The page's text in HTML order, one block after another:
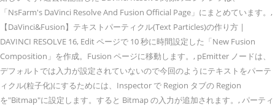
「NsFarm's DaVinci Resolve And Fusion Official Page」にまとめています。,
【DaVinci&Fusion】テキストパーティクル(Text Particles)の作り方 |
DAVINCI RESOLVE 16, Edit ページで 10 秒に時間設定した「New Fusion
Composition」を作成。Fusion ページに移動します。, pEmitter ノードは、
デフォルトでは入力が設定されていないので今回のようにテキストをパーテ
ィクル(粒子化)にするためには、Inspector で Region タブの Region
を"Bitmap"に設定します。すると Bitmap の入力が追加されます。, パーティ